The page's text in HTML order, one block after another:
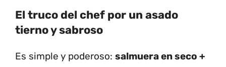
El truco del chef por un asado
tierno y sabroso
Es simple y poderoso: salmuera en seco +